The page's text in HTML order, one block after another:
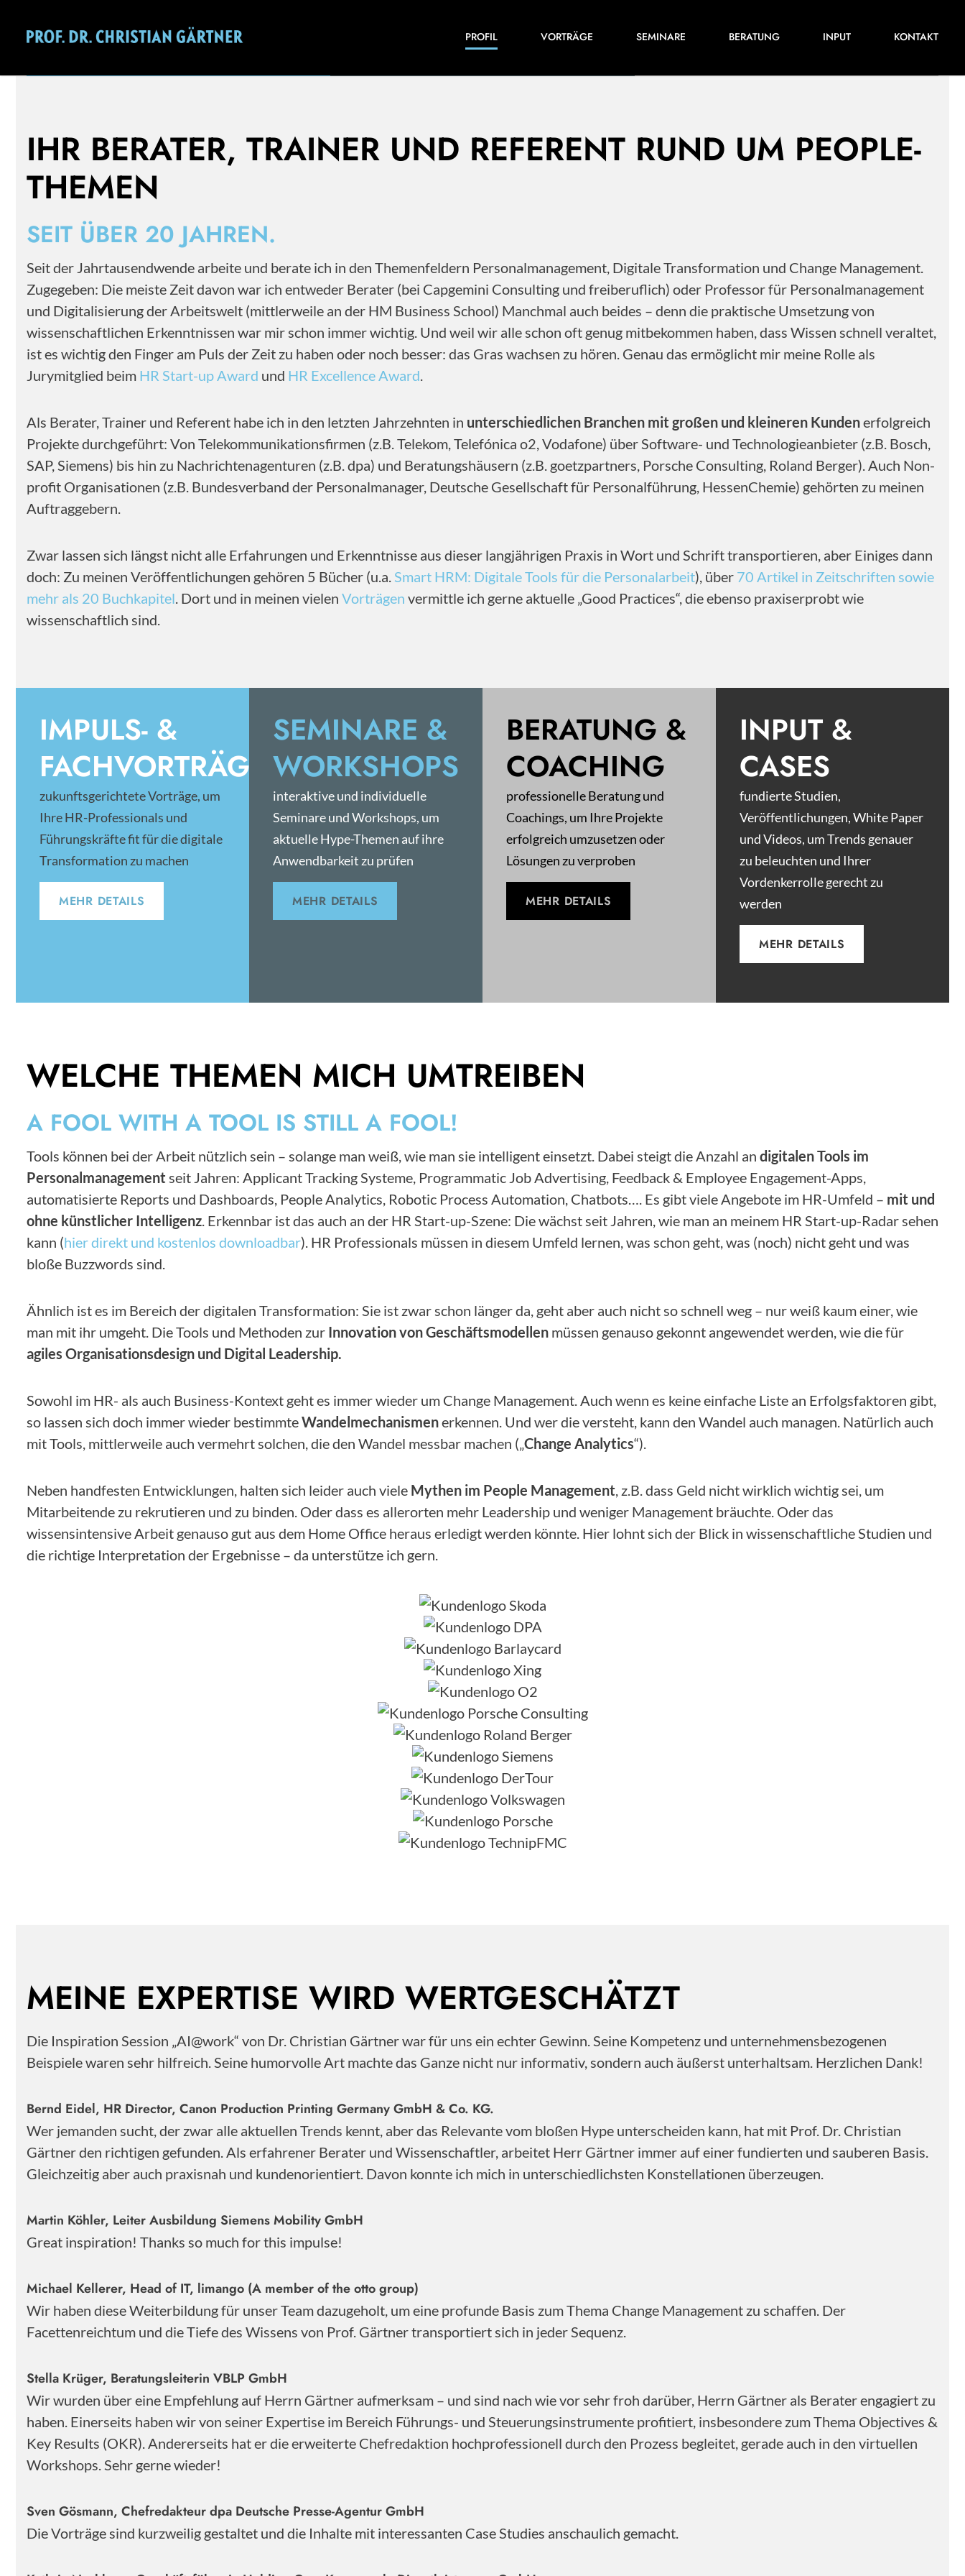
PROFIL VORTRÄGE SEMINARE BERATUNG INPUT KONTAKT
Mehr als 20 Jahre Erfahrung im Personal- und
Change Management.
Veröffentlichungen, Videos und vieles mehr.
IHR BERATER, TRAINER UND REFERENT RUND UM PEOPLE-
THEMEN
SEIT ÜBER 20 JAHREN.
Seit der Jahrtausendwende arbeite und berate ich in den Themenfeldern Personalmanagement, Digitale Transformation und Change Management.
Zugegeben: Die meiste Zeit davon war ich entweder Berater (bei Capgemini Consulting und freiberuflich) oder Professor für Personalmanagement
und Digitalisierung der Arbeitswelt (mittlerweile an der HM Business School) Manchmal auch beides – denn die praktische Umsetzung von
wissenschaftlichen Erkenntnissen war mir schon immer wichtig. Und weil wir alle schon oft genug mitbekommen haben, dass Wissen schnell veraltet,
ist es wichtig den Finger am Puls der Zeit zu haben oder noch besser: das Gras wachsen zu hören. Genau das ermöglicht mir meine Rolle als
Jurymitglied beim HR Start-up Award und HR Excellence Award.
Als Berater, Trainer und Referent habe ich in den letzten Jahrzehnten in unterschiedlichen Branchen mit großen und kleineren Kundenerfolgreich
Projekte durchgeführt: Von Telekommunikationsfirmen (z.B. Telekom, Telefónica o2, Vodafone) über Software- und Technologieanbieter (z.B. Bosch,
SAP, Siemens) bis hin zu Nachrichtenagenturen (z.B. dpa) und Beratungshäusern (z.B. goetzpartners, Porsche Consulting, Roland Berger). Auch Non-
profit Organisationen (z.B. Bundesverband der Personalmanager, Deutsche Gesellschaft für Personalführung, HessenChemie) gehörten zu meinen
Auftraggebern.
Zwar lassen sich längst nicht alle Erfahrungen und Erkenntnisse aus dieser langjährigen Praxis in Wort und Schrift transportieren, aber Einiges dann
doch: Zu meinen Veröffentlichungen gehören 5 Bücher (u.a.Smart HRM: Digitale Tools für die Personalarbeit), über 70 Artikel in Zeitschriften sowie
mehr als 20 Buchkapitel. Dort und in meinen vielen Vorträgen vermittle ich gerne aktuelle „Good Practices“, die ebenso praxiserprobt wie
wissenschaftlich sind.
IMPULS- &
FACHVORTRÄGE
zukunftsgerichtete Vorträge, um
Ihre HR-Professionals und
Führungskräfte fit für die digitale
Transformation zu machen
MEHR DETAILS
SEMINARE &
WORKSHOPS
interaktive und individuelle
Seminare und Workshops, um
aktuelle Hype-Themen auf ihre
Anwendbarkeit zu prüfen
MEHR DETAILS
BERATUNG &
COACHING
professionelle Beratung und
Coachings, um Ihre Projekte
erfolgreich umzusetzen oder
Lösungen zu verproben
MEHR DETAILS
INPUT &
CASES
fundierte Studien,
Veröffentlichungen, White Paper
und Videos, um Trends genauer
zu beleuchten und Ihrer
Vordenkerrolle gerecht zu
werden
MEHR DETAILS
WELCHE THEMEN MICH UMTREIBEN
A FOOL WITH A TOOL IS STILL A FOOL!
Tools können bei der Arbeit nützlich sein – solange man weiß, wie man sie intelligent einsetzt. Dabei steigt die Anzahl an digitalen Tools im
Personalmanagement seit Jahren: Applicant Tracking Systeme, Programmatic Job Advertising, Feedback & Employee Engagement-Apps,
automatisierte Reports und Dashboards, People Analytics, Robotic Process Automation, Chatbots…. Es gibt viele Angebote im HR-Umfeld – mit und
ohne künstlicher Intelligenz . Erkennbar ist das auch an der HR Start-up-Szene: Die wächst seit Jahren, wie man an meinem HR Start-up-Radar sehen
kann (hier direkt und kostenlos downloadbar). HR Professionals müssen in diesem Umfeld lernen, was schon geht, was (noch) nicht geht und was
bloße Buzzwords sind.
Ähnlich ist es im Bereich der digitalen Transformation: Sie ist zwar schon länger da, geht aber auch nicht so schnell weg – nur weiß kaum einer, wie
man mit ihr umgeht. Die Tools und Methoden zur Innovation von Geschäftsmodellen müssen genauso gekonnt angewendet werden, wie die für
agiles Organisationsdesign und Digital Leadership.
Sowohl im HR- als auch Business-Kontext geht es immer wieder um Change Management. Auch wenn es keine einfache Liste an Erfolgsfaktoren gibt,
so lassen sich doch immer wieder bestimmteWandelmechanismenerkennen. Und wer die versteht, kann den Wandel auch managen. Natürlich auch
mit Tools, mittlerweile auch vermehrt solchen, die den Wandel messbar machen („Change Analytics“).
Neben handfesten Entwicklungen, halten sich leider auch viele Mythen im People Management , z.B. dass Geld nicht wirklich wichtig sei, um
Mitarbeitende zu rekrutieren und zu binden. Oder dass es allerorten mehr Leadership und weniger Management bräuchte. Oder das
wissensintensive Arbeit genauso gut aus dem Home Office heraus erledigt werden könnte. Hier lohnt sich der Blick in wissenschaftliche Studien und
die richtige Interpretation der Ergebnisse – da unterstütze ich gern.
MEINE EXPERTISE WIRD WERTGESCHÄTZT
Die Inspiration Session „AI@work“ von Dr. Christian Gärtner war für uns ein echter Gewinn. Seine Kompetenz und unternehmensbezogenen
Beispiele waren sehr hilfreich. Seine humorvolle Art machte das Ganze nicht nur informativ, sondern auch äußerst unterhaltsam. Herzlichen Dank!
Bernd Eidel, HR Director, Canon Production Printing Germany GmbH & Co. KG.
Wer jemanden sucht, der zwar alle aktuellen Trends kennt, aber das Relevante vom bloßen Hype unterscheiden kann, hat mit Prof. Dr. Christian
Gärtner den richtigen gefunden. Als erfahrener Berater und Wissenschaftler, arbeitet Herr Gärtner immer auf einer fundierten und sauberen Basis.
Gleichzeitig aber auch praxisnah und kundenorientiert. Davon konnte ich mich in unterschiedlichsten Konstellationen überzeugen.
Martin Köhler, Leiter Ausbildung Siemens Mobility GmbH
Great inspiration! Thanks so much for this impulse!
Michael Kellerer, Head of IT, limango (A member of the otto group)
Wir haben diese Weiterbildung für unser Team dazugeholt, um eine profunde Basis zum Thema Change Management zu schaffen. Der
Facettenreichtum und die Tiefe des Wissens von Prof. Gärtner transportiert sich in jeder Sequenz.
Stella Krüger, Beratungsleiterin VBLP GmbH
Wir wurden über eine Empfehlung auf Herrn Gärtner aufmerksam – und sind nach wie vor sehr froh darüber, Herrn Gärtner als Berater engagiert zu
haben. Einerseits haben wir von seiner Expertise im Bereich Führungs- und Steuerungsinstrumente profitiert, insbesondere zum Thema Objectives &
Key Results (OKR). Andererseits hat er die erweiterte Chefredaktion hochprofessionell durch den Prozess begleitet, gerade auch in den virtuellen
Workshops. Sehr gerne wieder!
Sven Gösmann, Chefredakteur dpa Deutsche Presse-Agentur GmbH
Die Vorträge sind kurzweilig gestaltet und die Inhalte mit interessanten Case Studies anschaulich gemacht.